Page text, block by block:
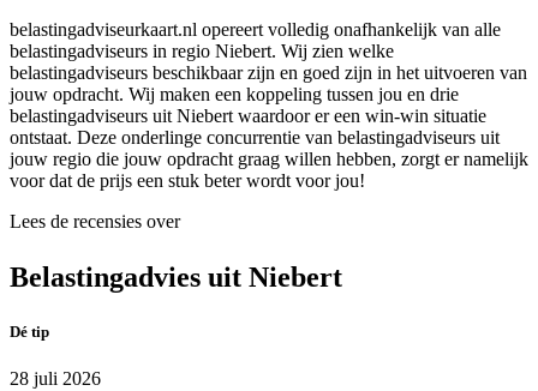
belastingadviseurkaart.nl opereert volledig onafhankelijk van alle
belastingadviseurs in regio Niebert. Wij zien welke
belastingadviseurs beschikbaar zijn en goed zijn in het uitvoeren van
jouw opdracht. Wij maken een koppeling tussen jou en drie
belastingadviseurs uit Niebert waardoor er een win-win situatie
ontstaat. Deze onderlinge concurrentie van belastingadviseurs uit
jouw regio die jouw opdracht graag willen hebben, zorgt er namelijk
voor dat de prijs een stuk beter wordt voor jou!
Lees de recensies over
Belastingadvies uit Niebert
Dé tip
28 juli 2026